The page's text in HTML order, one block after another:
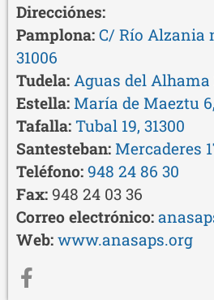
Direcciónes:
Pamplona: C/ Río Alzania
31006
Tudela: Aguas del Alhama
Estella: María de Maeztu
Tafalla: Tubal 19, 31300
Santesteban: Mercaderes
Teléfono: 948 24 86 30
Fax: 948 24 03 36
Correo electrónico:
Web: www.anasaps.org